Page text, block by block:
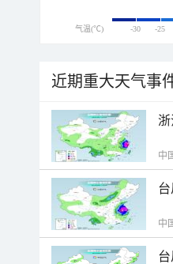
气温(℃) -30 -25
近期重大天气事
中
中